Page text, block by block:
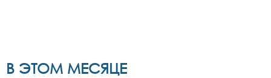
В ЭТОМ МЕСЯЦЕ